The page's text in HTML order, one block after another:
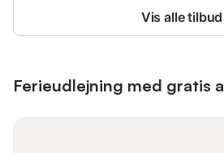
Vis alle tilbud
Ferieudlejning med gratis